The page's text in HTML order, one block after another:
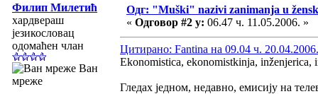
Филип Милетић
хардвераш
језикословац
одомаћен члан
Ван
мреже
Одг: "Muški" nazivi zanimanja u
« Одговор #2 у: 06.47 ч. 11.05.2006. »
Цитирано: Fantina на 09.04 ч. 20.04.2006.
Ekonomistica, ekonomistkinja,
Гледах једном, недавно, емисију на